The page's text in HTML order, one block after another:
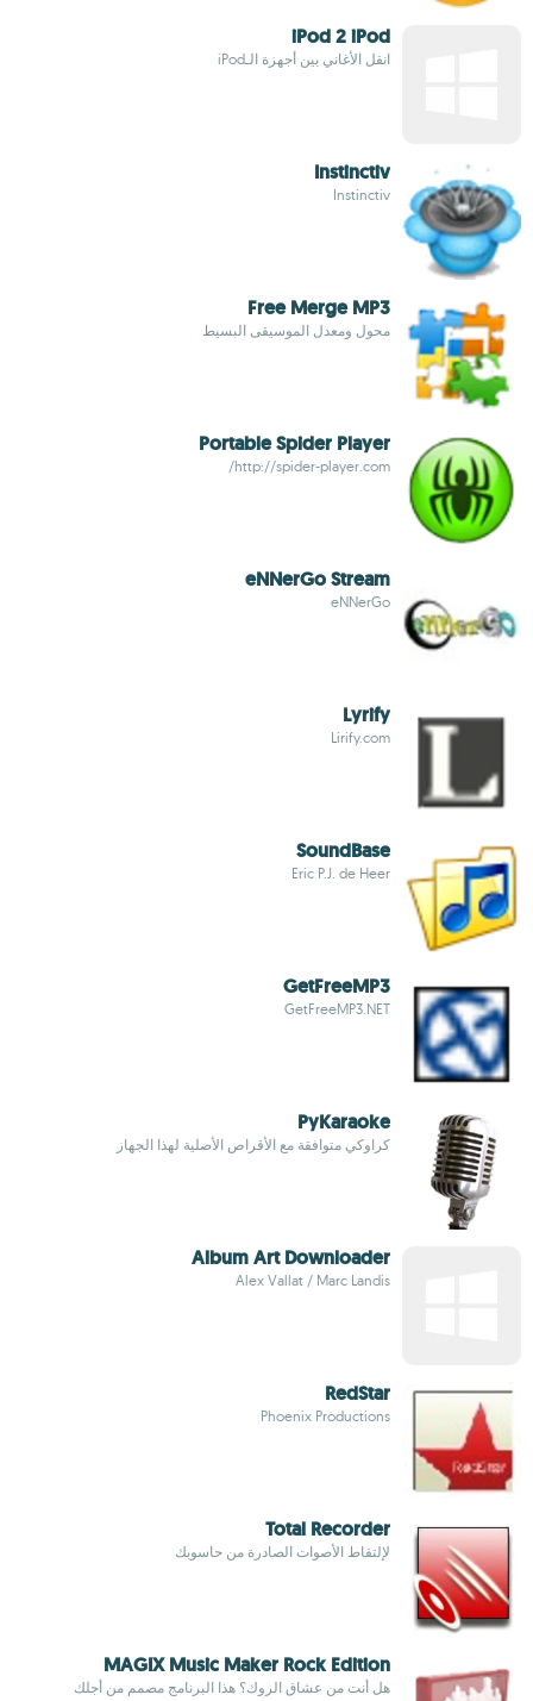
iPod 2 iPod
انقل الأغاني بين أجهزة الـiPod
Instinctiv
Instinctiv
Free Merge MP3
محول ومعدل الموسيقى البسيط
Portable Spider Player
http://spider-player.com/
eNNerGo Stream
eNNerGo
Lyrify
Lirify.com
SoundBase
Eric P.J. de Heer
GetFreeMP3
GetFreeMP3.NET
PyKaraoke
كراوكي متوافقة مع الأقراص الأصلية لهذا الجهاز
Album Art Downloader
Alex Vallat / Marc Landis
RedStar
Phoenix Productions
Total Recorder
لإلتقاط الأصوات الصادرة من حاسوبك
MAGIX Music Maker Rock Edition
هل أنت من عشاق الروك؟ هذا البرنامج مصمم من أجلك